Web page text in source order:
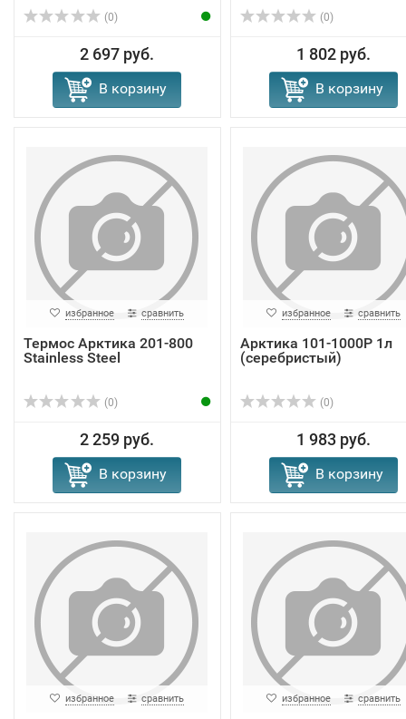
(0)
2 697 руб.
В корзину
(0)
1 802 руб.
В корзину
избранное сравнить
Термос Арктика 201-800
Stainless Steel
(0)
2 259 руб.
В корзину
избранное сравнить
Арктика 101-1000P 1л
(серебристый)
(0)
1 983 руб.
В корзину
избранное сравнить избранное сравнить